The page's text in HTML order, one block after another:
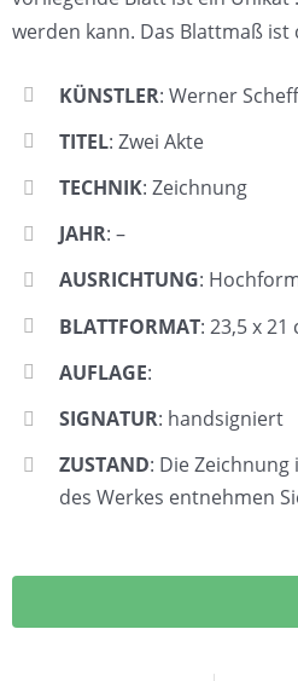
werden kann. Das Blattmaß ist
KÜNSTLER: Werner
TITEL: Zwei Akte
TECHNIK: Zeichnung
JAHR: –
AUSRICHTUNG:
BLATTFORMAT: 23,5 x 21
AUFLAGE:
SIGNATUR: handsigniert
ZUSTAND: Die
des Werkes entnehmen
|